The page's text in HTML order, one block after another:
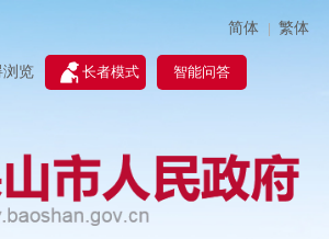
简体 | 繁体
浏览 长者模式 智能问答